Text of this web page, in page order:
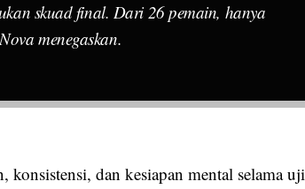
skuad final. Dari 26 pemain, hanya
menegaskan.
konsistensi, dan kesiapan mental selama uji